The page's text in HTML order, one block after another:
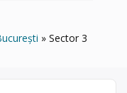
Sector 3